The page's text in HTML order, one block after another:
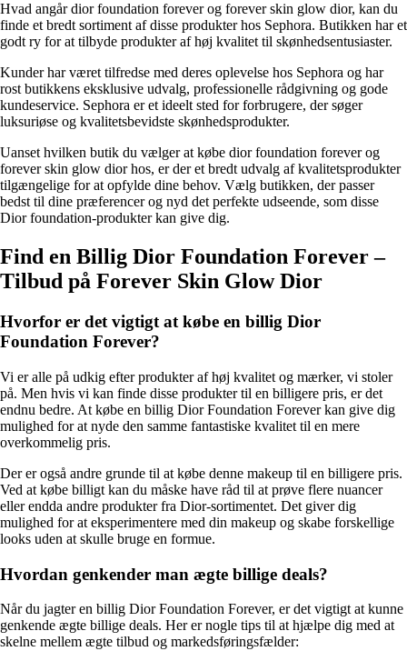
Hvad angår dior foundation forever og forever skin glow dior, kan du
finde et bredt sortiment af disse produkter hos Sephora. Butikken har et
godt ry for at tilbyde produkter af høj kvalitet til skønhedsentusiaster.
Kunder har været tilfredse med deres oplevelse hos Sephora og har
rost butikkens eksklusive udvalg, professionelle rådgivning og gode
kundeservice. Sephora er et ideelt sted for forbrugere, der søger
luksuriøse og kvalitetsbevidste skønhedsprodukter.
Uanset hvilken butik du vælger at købe dior foundation forever og
forever skin glow dior hos, er der et bredt udvalg af kvalitetsprodukter
tilgængelige for at opfylde dine behov. Vælg butikken, der passer
bedst til dine præferencer og nyd det perfekte udseende, som disse
Dior foundation-produkter kan give dig.
Find en Billig Dior Foundation Forever –
Tilbud på Forever Skin Glow Dior
Hvorfor er det vigtigt at købe en billig Dior
Foundation Forever?
Vi er alle på udkig efter produkter af høj kvalitet og mærker, vi stoler
på. Men hvis vi kan finde disse produkter til en billigere pris, er det
endnu bedre. At købe en billig Dior Foundation Forever kan give dig
mulighed for at nyde den samme fantastiske kvalitet til en mere
overkommelig pris.
Der er også andre grunde til at købe denne makeup til en billigere pris.
Ved at købe billigt kan du måske have råd til at prøve flere nuancer
eller endda andre produkter fra Dior-sortimentet. Det giver dig
mulighed for at eksperimentere med din makeup og skabe forskellige
looks uden at skulle bruge en formue.
Hvordan genkender man ægte billige deals?
Når du jagter en billig Dior Foundation Forever, er det vigtigt at kunne
genkende ægte billige deals. Her er nogle tips til at hjælpe dig med at
skelne mellem ægte tilbud og markedsføringsfælder: